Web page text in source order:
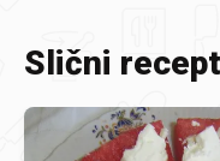
Slični